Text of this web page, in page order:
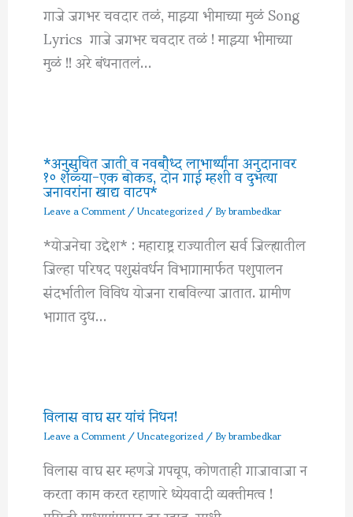
गाजे जगभर चवदार तळं, माझ्या भीमाच्या मुळं Song
Lyrics गाजे जगभर चवदार तळं ! माझ्या भीमाच्या
मुळं !! अरे बंधनातलं…
*अनुसुचित जाती व नवबौध्द लाभार्थ्यांना अनुदानावर
१० शेळ्या-एक बोकड, दोन गाई म्हशी व दुभत्या
जनावरांना खाद्य वाटप*
Leave a Comment/Uncategorized/ Bybrambedkar
*योजनेचा उद्देश* : महाराष्ट्र राज्यातील सर्व जिल्ह्यातील
जिल्हा परिषद पशुसंवर्धन विभागामार्फत पशुपालन
संदर्भातील विविध योजना राबविल्या जातात. ग्रामीण
भागात दुध…
विलास वाघ सर यांचं निधन!
Leave a Comment/Uncategorized/ Bybrambedkar
विलास वाघ सर म्हणजे गपचूप, कोणताही गाजावाजा न
करता काम करत रहाणारे ध्येयवादी व्यक्तीमत्व !